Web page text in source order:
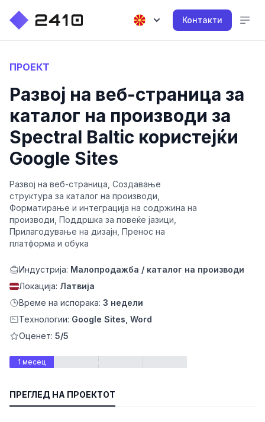
Контакти
ПРОЕКТ
Развој на веб-страница за
каталог на производи за
Spectral Baltic користејќи
Google Sites
Развој на веб-страница, Создавање
структура за каталог на производи,
Форматирање и интеграција на содржина на
производи, Поддршка за повеќе јазици,
Прилагодување на дизајн, Пренос на
платформа и обука
Индустрија: Малопродажба / каталог на производи
Локација: Латвија
Време на испорака: 3 недели
Технологии: Google Sites, Word
Оценет: 5/5
1 месец
ПРЕГЛЕД НА ПРОЕКТОТ